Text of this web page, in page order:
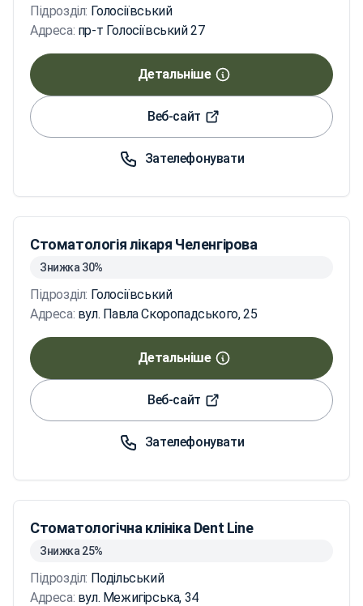
Підрозділ: Голосіївський
Адреса: пр-т Голосіївський 27
Детальніше
Веб-сайт
Зателефонувати
Стоматологія лікаря Челенгірова
Знижка 30%
Підрозділ: Голосіївський
Адреса: вул. Павла Скоропадського, 25
Детальніше
Веб-сайт
Зателефонувати
Стоматологічна клініка Dent Line
Знижка 25%
Підрозділ: Подільський
Адреса: вул. Межигірська, 34